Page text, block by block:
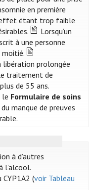
en première
étant trop faible
Lorsqu’un
à une personne
moitié.
libération prolongée
traitement de
de 55 ans.
le Formulaire de soins
manque de preuves
à d’autres
l’alcool.
(voir Tableau